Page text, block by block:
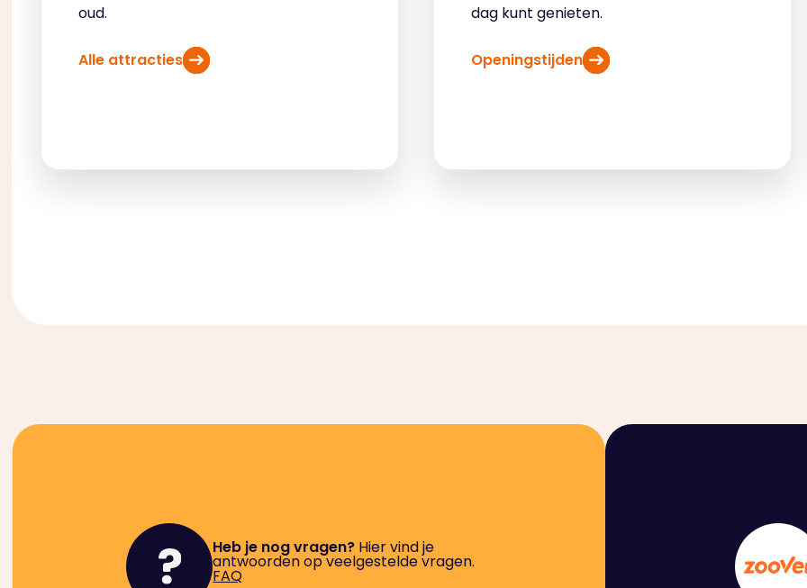
oud.
Alle attracties
dag kunt genieten.
Openingstijden
Heb je nog vragen? Hier vind je
antwoorden op veelgestelde vragen.
FAQ